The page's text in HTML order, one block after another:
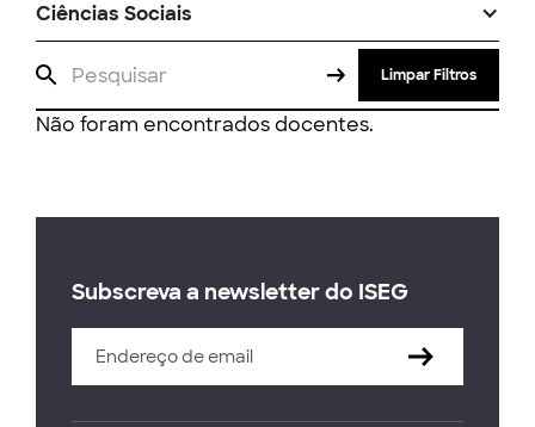
Ciências Sociais
Limpar Filtros
Não foram encontrados docentes.
Subscreva a newsletter do ISEG